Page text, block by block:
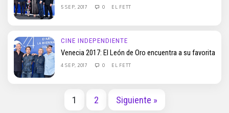
5 SEP, 2017 0 EL FETT
CINE INDEPENDIENTE
Venecia 2017: El León de Oro encuentra a su favorita
4 SEP, 2017 0 EL FETT
1 2 Siguiente »